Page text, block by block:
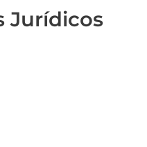
Jurídicos